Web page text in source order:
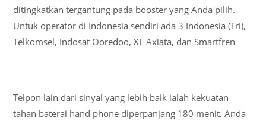
ditingkatkan tergantung pada booster yang Anda pilih.
Untuk operator di Indonesia sendiri ada 3 Indonesia (Tri),
Telkomsel, Indosat Ooredoo, XL Axiata, dan Smartfren
Telpon lain dari sinyal yang lebih baik ialah kekuatan
tahan baterai hand phone diperpanjang 180 menit. Anda